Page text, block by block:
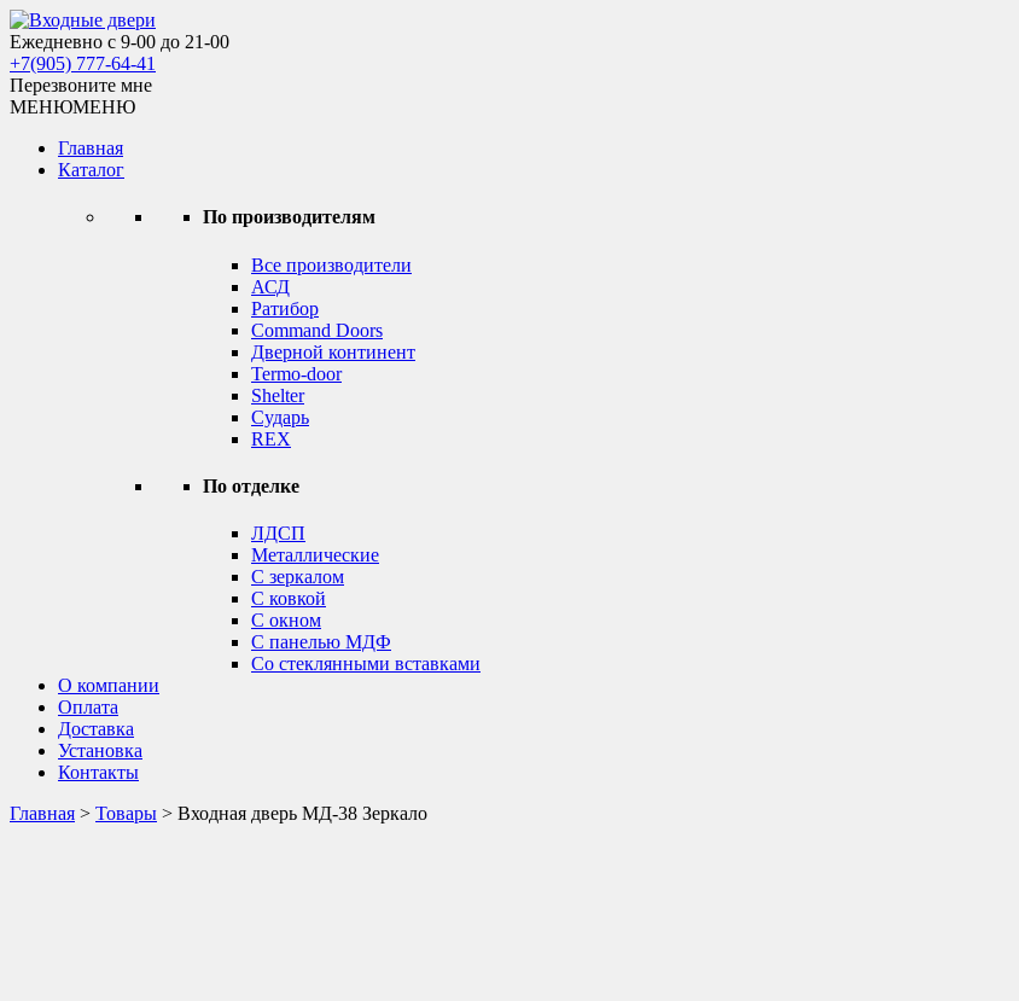
Skip
to
content
Входные двери
Ежедневно с 9-00 до 21-00
+7(905) 777-64-41
Перезвоните мне
МЕНЮМЕНЮ
Главная
Каталог
По производителям
Все производители
АСД
Ратибор
Command Doors
Дверной континент
Termo-door
Shelter
Сударь
REX
По отделке
ЛДСП
Металлические
С зеркалом
С ковкой
С окном
С панелью МДФ
Со стеклянными вставками
О компании
Оплата
Доставка
Установка
Контакты
Главная > Товары > Входная дверь МД-38 Зеркало